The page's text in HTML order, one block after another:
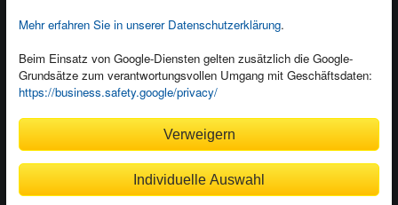
Mehr erfahren Sie in unserer Datenschutzerklärung.
Beim Einsatz von Google-Diensten gelten zusätzlich die Google-
Grundsätze zum verantwortungsvollen Umgang mit Geschäftsdaten:
https://business.safety.google/privacy/
Verweigern
Individuelle Auswahl
Kundenservice
Wir sind gerne für Sie da!
service@rheinwerk-verlag.de